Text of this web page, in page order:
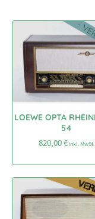
LOEWE OPTA
54
820,00€inkl. MwSt.